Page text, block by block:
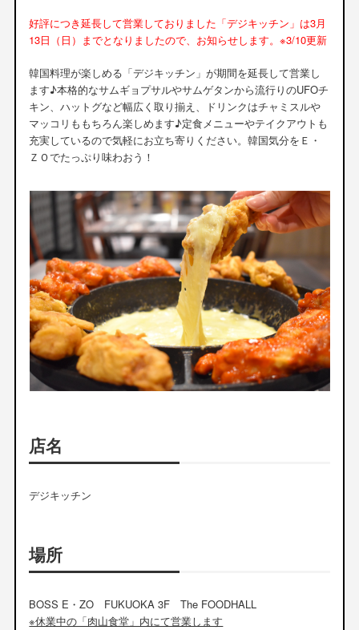
好評につき延長して営業しておりました「デジキッチン」は3月
13日（日）までとなりましたので、お知らせします。※3/10更新
韓国料理が楽しめる「デジキッチン」が期間を延長して営業し
ます♪本格的なサムギョプサルやサムゲタンから流行りのUFOチ
キン、ハットグなど幅広く取り揃え、ドリンクはチャミスルや
マッコリももちろん楽しめます♪定食メニューやテイクアウトも
充実しているので気軽にお立ち寄りください。韓国気分をＥ・
ＺＯでたっぷり味わおう！
店名
デジキッチン
場所
BOSS E・ZO FUKUOKA 3F The FOODHALL
※休業中の「肉山食堂」内にて営業します